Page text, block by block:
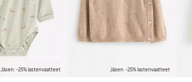
Jäsen: -25% lastenvaatteet
Jäsen: -25% lastenvaatteet